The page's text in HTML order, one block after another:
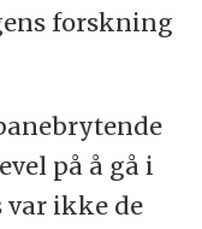
forskning
på å gå i
var ikke de